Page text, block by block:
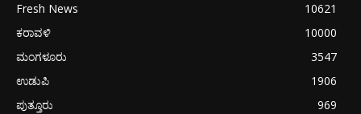
Fresh News
10621
ಕರಾವಳಿ
10000
ಮಂಗಳೂರು
3547
ಉಡುಪಿ
1906
ಪುತ್ತೂರು
969